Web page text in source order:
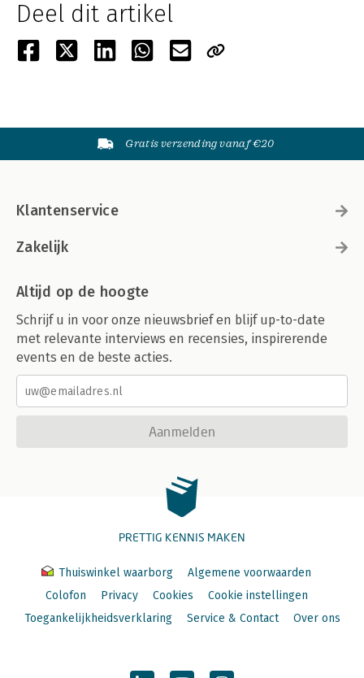
Deel dit artikel
Gratis verzending vanaf €20
Klantenservice
Zakelijk
Altijd op de hoogte
Schrijf u in voor onze nieuwsbrief en blijf up-to-date
met relevante interviews en recensies, inspirerende
events en de beste acties.
Aanmelden
PRETTIG KENNIS MAKEN
Thuiswinkel waarborg
Algemene voorwaarden
Colofon
Privacy Cookies
Cookie instellingen
Toegankelijkheidsverklaring
Service & Contact Over ons